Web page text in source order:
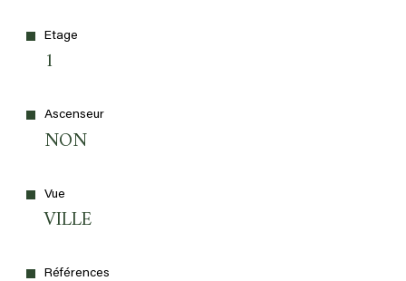
Etage
1
Ascenseur
NON
Vue
VILLE
Références